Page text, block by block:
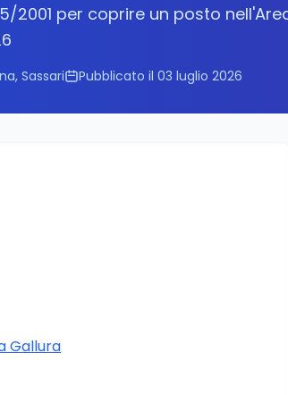
2001 per coprire un posto
Sassari Pubblicato il 03 luglio 2026
Gallura